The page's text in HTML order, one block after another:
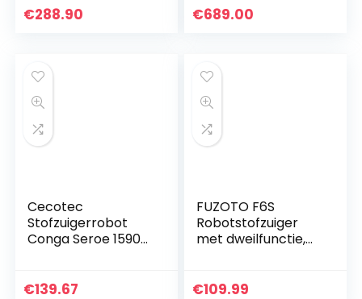
bediening, 2 uur
€288.90
zuigstation, slimme
€689.00
Cecotec
Stofzuigerrobot
Conga Seroe 1590-
tegelijkertijd, 2100
€139.67
FUZOTO F6S
Robotstofzuiger
met dweilfunctie,
Stofzuigerrobot
€109.99